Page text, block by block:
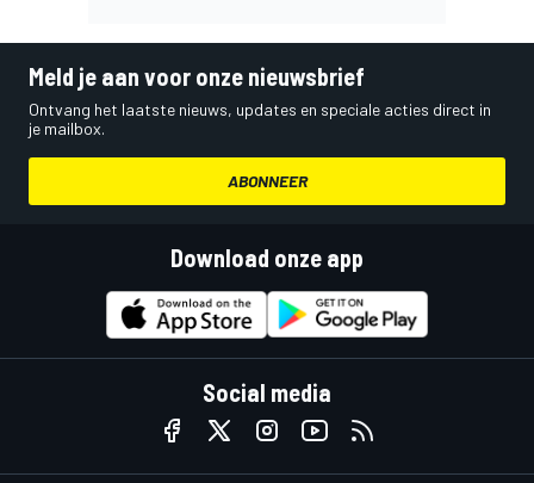
Meld je aan voor onze nieuwsbrief
Ontvang het laatste nieuws, updates en speciale acties direct in
je mailbox.
ABONNEER
Download onze app
Social media